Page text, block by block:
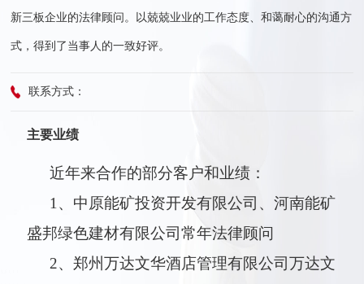
新三板企业的法律顾问。以兢兢业业的工作态度、和蔼耐心的沟通方
式，得到了当事人的一致好评。
联系方式：
主要业绩
近年来合作的部分客户和业绩：
1、中原能矿投资开发有限公司、河南能矿
盛邦绿色建材有限公司常年法律顾问
2、郑州万达文华酒店管理有限公司万达文